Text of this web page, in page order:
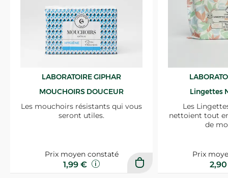
LABORATOIRE GIPHAR
MOUCHOIRS DOUCEUR
Les mouchoirs résistants qui vous
seront utiles.
Prix moyen constaté
1,99 €
Lingettes
Les
nettoient tout
de
Prix